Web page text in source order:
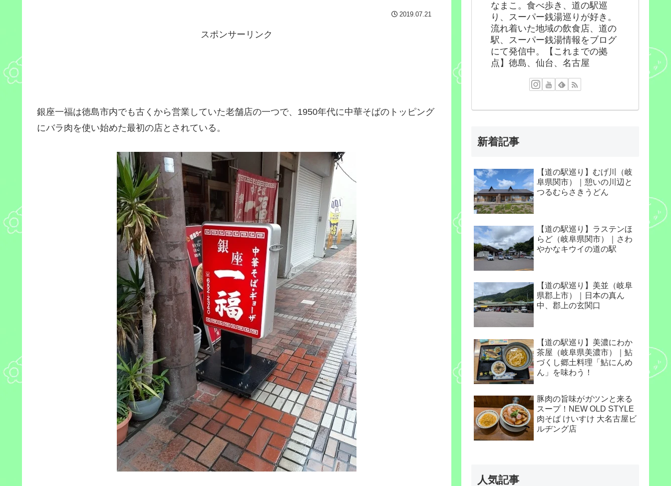
2019.07.21
スポンサーリンク
銀座一福は徳島市内でも古くから営業していた老舗店の一つで、1950年代に中華そばのトッピング
にバラ肉を使い始めた最初の店とされている。
なまこ。食べ歩き、道の駅巡
り、スーパー銭湯巡りが好き。
流れ着いた地域の飲食店、道の
駅、スーパー銭湯情報をブログ
にて発信中。【これまでの拠
点】徳島、仙台、名古屋
新着記事
【道の駅巡り】むげ川（岐
阜県関市）｜憩いの川辺と
つるむらさきうどん
【道の駅巡り】ラステンほ
らど（岐阜県関市）｜さわ
やかなキウイの道の駅
【道の駅巡り】美並（岐阜
県郡上市）｜日本の真ん
中、郡上の玄関口
【道の駅巡り】美濃にわか
茶屋（岐阜県美濃市）｜鮎
づくし郷土料理「鮎にんめ
ん」を味わう！
豚肉の旨味がガツンと来る
スープ！NEW OLD STYLE
肉そば けいすけ 大名古屋ビ
ルヂング店
人気記事